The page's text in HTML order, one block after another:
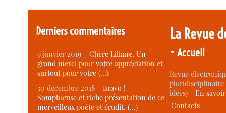
Derniers commentaires
9 janvier 2019 –Chère Liliane, Un
grand merci pour votre appréciation et
surtout pour votre (…)
30 décembre 2018 –Bravo !
Somptueuse et riche présentation de ce
merveilleux poète et érudit. (…)
La Revue
-Accueil
Revue
idées) -En
Contacts